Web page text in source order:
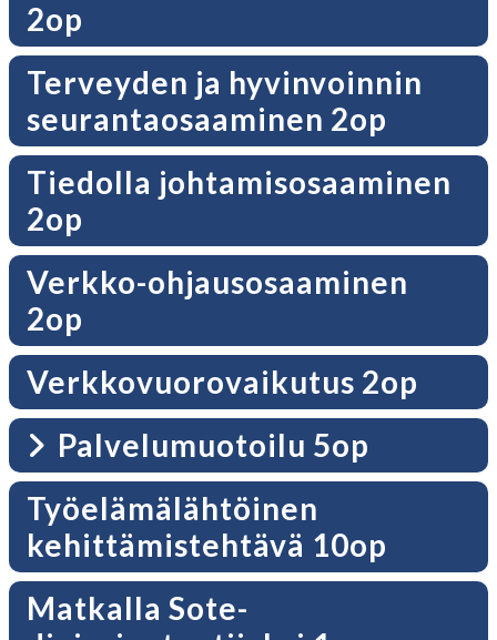
2op
Terveyden ja hyvinvoinnin
seurantaosaaminen 2op
Tiedolla johtamisosaaminen
2op
Verkko-ohjausosaaminen
2op
Verkkovuorovaikutus 2op
Palvelumuotoilu 5op
Työelämälähtöinen
kehittämistehtävä 10op
Matkalla Sote-